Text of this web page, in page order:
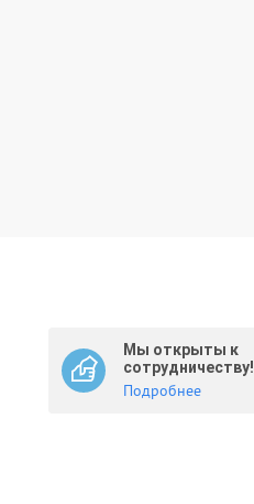
Мы открыты к
сотрудничеству!
Подробнее